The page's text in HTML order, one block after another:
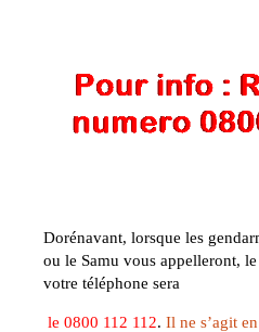
Dorénavant, lorsque les
ou le Samu vous appelleront,
votre téléphone sera
le 0800 112 112. Il ne s’agit